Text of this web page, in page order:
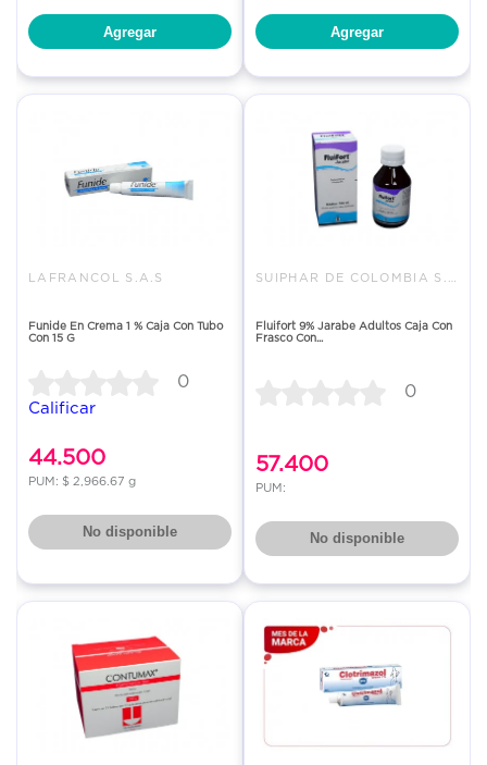
Agregar Agregar
LAFRANCOL S.A.S
Funide En Crema 1 % Caja Con Tubo
Con 15 G
0
Calificar
44.500
PUM: $ 2,966.67 g
No disponible
Fluifort 9% Jarabe Adultos Caja Con
Frasco Con...
0
57.400
PUM:
No disponible